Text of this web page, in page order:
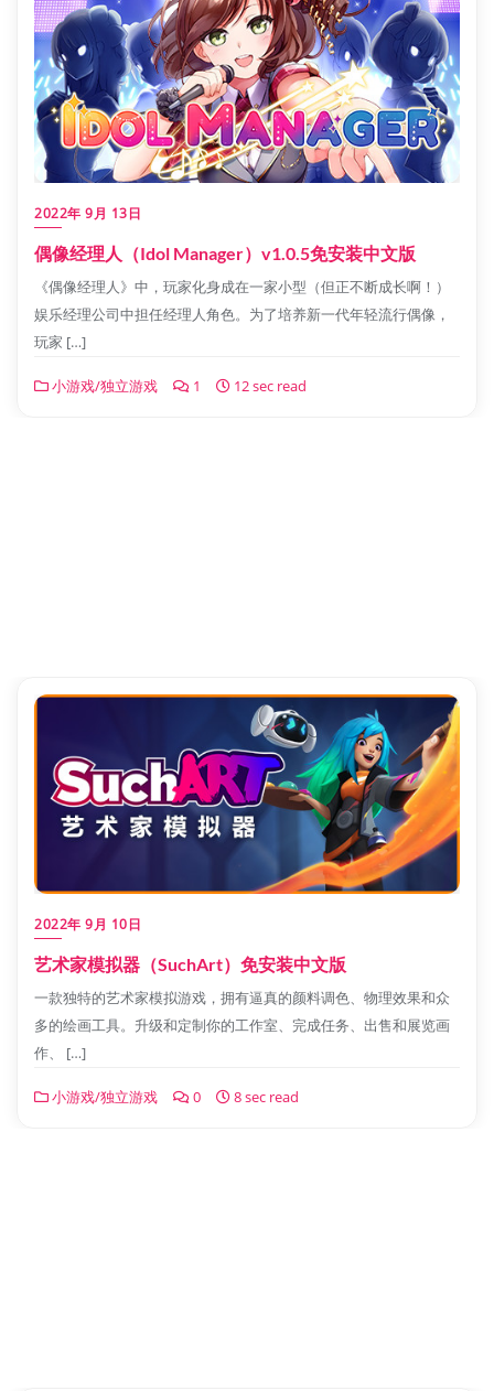
2022年 9月 13日
偶像经理人（Idol Manager）v1.0.5免安装中文版
《偶像经理人》中，玩家化身成在一家小型（但正不断成长啊！）
娱乐经理公司中担任经理人角色。为了培养新一代年轻流行偶像，
玩家 […]
小游戏/独立游戏 1 12 sec read
2022年 9月 10日
艺术家模拟器（SuchArt）免安装中文版
一款独特的艺术家模拟游戏，拥有逼真的颜料调色、物理效果和众
多的绘画工具。升级和定制你的工作室、完成任务、出售和展览画
作、 […]
小游戏/独立游戏 0 8 sec read